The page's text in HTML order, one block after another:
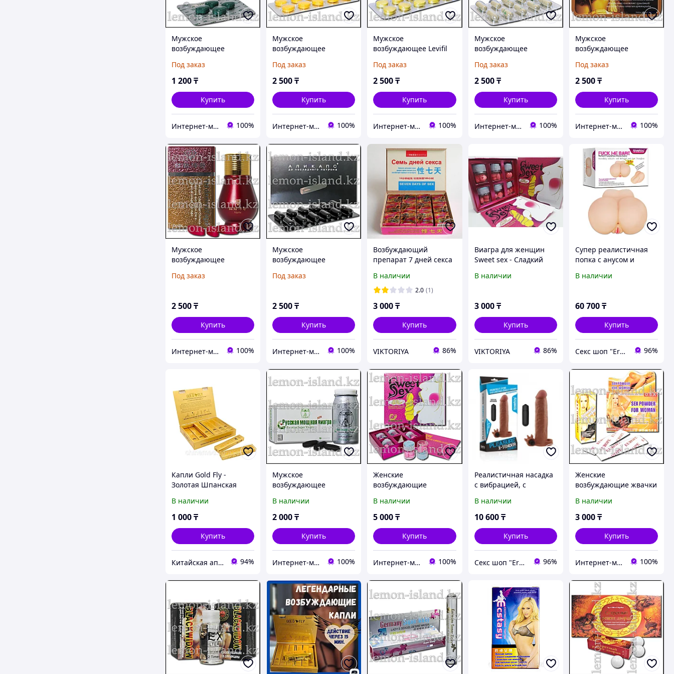
Мужское
возбуждающее
(силденафил 100 мг), 4
таб.
Под заказ
1 200₸
Купить
Интернет-магазин "Лимонный островок" 100%
Мужское
возбуждающее
мг), 10 таб.
Под заказ
2 500₸
Купить
Интернет-магазин "Лимонный островок" 100%
Мужское
возбуждающее Levifil
таб.
Под заказ
2 500₸
Купить
Интернет-магазин "Лимонный островок" 100%
Мужское
возбуждающее
(Вимакс Плюс), 10 капс.
Под заказ
2 500 ₸
Купить
Интернет-магазин "Лимонный островок" 100%
Мужское
возбуждающее
Казанова, 10 таб.
Под заказ
2 500₸
Купить
Интернет-магазин "Лимонный островок" 100%
Мужское
возбуждающее
Viagra, 10 таб.
Под заказ
2 500₸
Купить
Интернет-магазин "Лимонный островок" 100%
Мужское
возбуждающее
капс.
Под заказ
2 500₸
Купить
Интернет-магазин "Лимонный островок" 100%
Возбуждающий
препарат 7 дней секса
В наличии
2.0 (1)
3 000₸
Купить
VIKTORIYA 86%
Виагра для женщин
Sweet sex - Cладкий
В наличии
3 000 ₸
Купить
VIKTORIYA 86%
Супер реалистичная
попка с анусом и
В наличии
60 700₸
Купить
Секс шоп "Eroshop.kz" в Алматы 96%
Капли Gold Fly -
Золотая Шпанская
В наличии
1 000₸
Купить
Китайская аптека "Chinamed" 94%
Мужское
возбуждающее
мощная виагра", 10
таб.
В наличии
2 000₸
Купить
Интернет-магазин "Лимонный островок" 100%
Женские
возбуждающие
(Сладкий секс), 18 таб.
В наличии
5 000₸
Купить
Интернет-магазин "Лимонный островок" 100%
Реалистичная насадка
с вибрацией, с
мошонку (19*4,7) (20)
В наличии
10 600 ₸
Купить
Секс шоп "Eroshop.kz" в Алматы 96%
Женские
возбуждающие жвачки
Woman".
В наличии
3 000₸
Купить
Интернет-магазин "Лимонный островок" 100%